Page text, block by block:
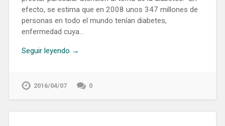
efecto, se estima que en 2008 unos 347 millones de
personas en todo el mundo tenían diabetes,
enfermedad cuya…
Seguir leyendo →
2016/04/07 0